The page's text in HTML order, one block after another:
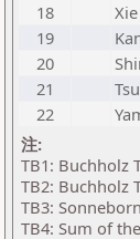
18
19
20
21
22
注:
TB1: Buchholz
TB2: Buchholz
TB3:
TB4: Sum of